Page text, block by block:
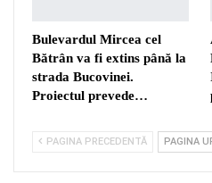
Bulevardul Mircea cel
Bătrân va fi extins până la
strada Bucovinei.
Proiectul prevede…
PAGINA PRECEDENTĂ PAGINA